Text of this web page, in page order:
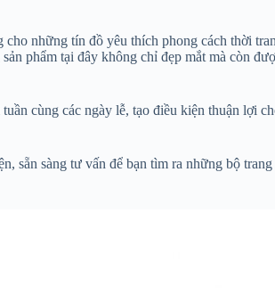
những tín đồ yêu thích phong cách thời
phẩm tại đây không chỉ đẹp mắt mà còn
cùng các ngày lễ, tạo điều kiện thuận lợi
sẵn sàng tư vấn để bạn tìm ra những bộ